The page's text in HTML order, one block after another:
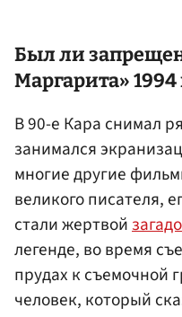
Был ли
Маргарита» 1994
В 90-е Кара снимал
занимался
многие другие
великого писателя,
стали жертвой
легенде, во время
прудах к съемочной
человек, который